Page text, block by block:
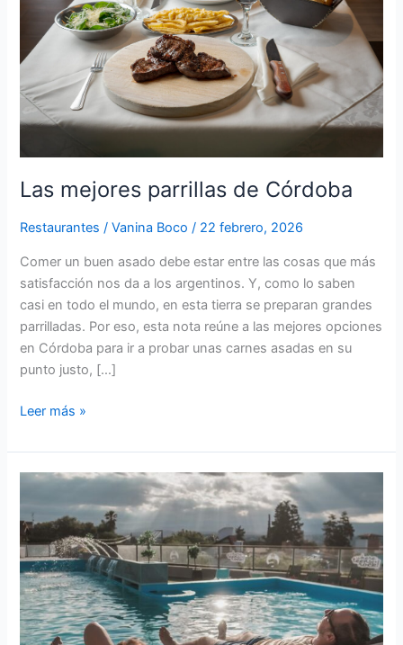
Las mejores parrillas de Córdoba
Restaurantes /Vanina Boco/ 22 febrero, 2026
Comer un buen asado debe estar entre las cosas que más
satisfacción nos da a los argentinos. Y, como lo saben
casi en todo el mundo, en esta tierra se preparan grandes
parrilladas. Por eso, esta nota reúne a las mejores opciones
en Córdoba para ir a probar unas carnes asadas en su
punto justo, […]
Córdoba
Leer más »
Nueve
recomendados
para
alojarse
en
las
sierras